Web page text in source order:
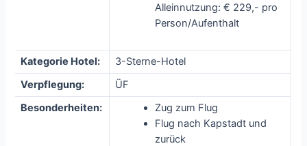
Alleinnutzung: € 229,- pro
Person/Aufenthalt
Kategorie Hotel:
3-Sterne-Hotel
Verpflegung:
ÜF
Besonderheiten:
Zug zum Flug
Flug nach Kapstadt und
zurück